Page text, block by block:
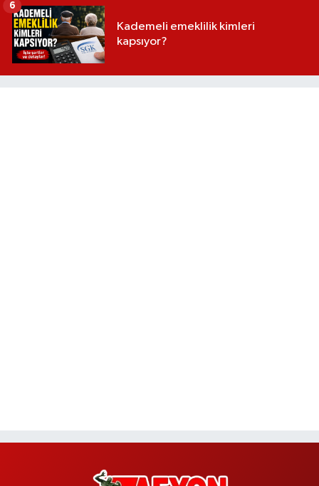
Kademeli emeklilik kimleri
kapsıyor?
6